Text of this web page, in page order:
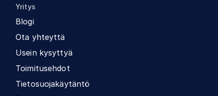
Yritys
Blogi
Ota yhteyttä
Usein kysyttyä
Toimitusehdot
Tietosuojakäytäntö